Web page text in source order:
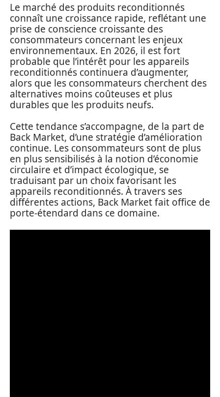
Le marché des produits reconditionnés
connaît une croissance rapide, reflétant une
prise de conscience croissante des
consommateurs concernant les enjeux
environnementaux. En 2026, il est fort
probable que l’intérêt pour les appareils
reconditionnés continuera d’augmenter,
alors que les consommateurs cherchent des
alternatives moins coûteuses et plus
durables que les produits neufs.
Cette tendance s’accompagne, de la part de
Back Market, d’une stratégie d’amélioration
continue. Les consommateurs sont de plus
en plus sensibilisés à la notion d’économie
circulaire et d’impact écologique, se
traduisant par un choix favorisant les
appareils reconditionnés. À travers ses
différentes actions, Back Market fait office de
porte-étendard dans ce domaine.